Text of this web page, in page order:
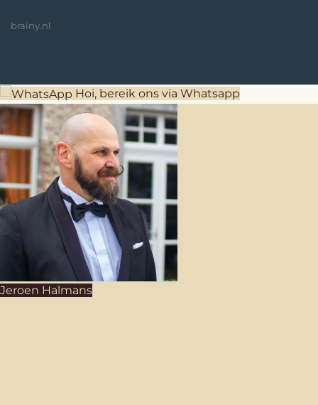
brainy.nl
Hoi, bereik ons via Whatsapp
Jeroen Halmans